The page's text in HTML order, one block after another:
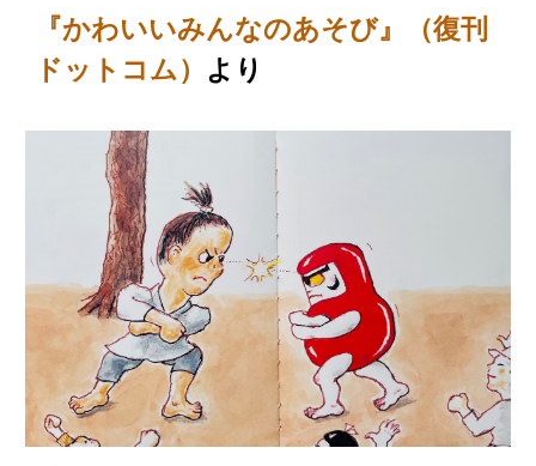
『かわいいみんなのあそび』（復刊
ドットコム） より